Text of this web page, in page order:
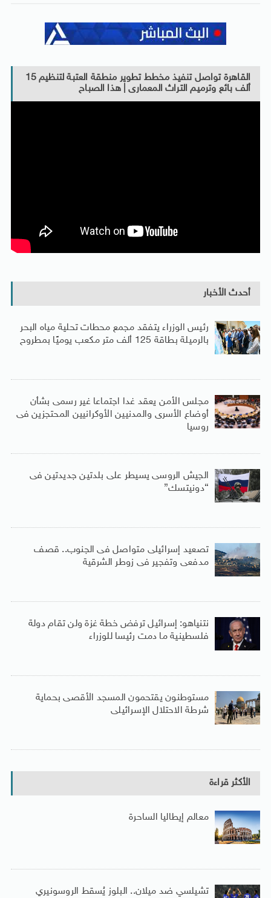
القاهرة تواصل تنفيذ مخطط تطوير منطقة العتبة لتنظيم 15
ألف بائع وترميم التراث المعمارى | هذا الصباح
أحدث الأخبار
رئيس الوزراء يتفقد مجمع محطات تحلية مياه البحر
بالرميلة بطاقة 125 ألف متر مكعب يوميًا بمطروح
مجلس الأمن يعقد غدا اجتماعا غير رسمى بشأن
أوضاع الأسرى والمدنيين الأوكرانيين المحتجزين فى
روسيا
الجيش الروسى يسيطر على بلدتين جديدتين فى
“دونيتسك”
تصعيد إسرائيلى متواصل فى الجنوب.. قصف
مدفعى وتفجير فى زوطر الشرقية
نتنياهو: إسرائيل ترفض خطة غزة ولن تقام دولة
فلسطينية ما دمت رئيسا للوزراء
مستوطنون يقتحمون المسجد الأقصى بحماية
شرطة الاحتلال الإسرائيلى
الأكثر قراءة
معالم إيطاليا الساحرة
تشيلسي ضد ميلان.. البلوز يُسقط الروسونيري